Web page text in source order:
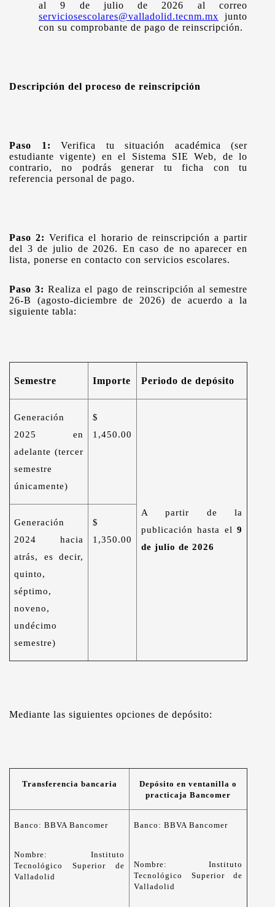
al 9 de julio de 2026 al correo
serviciosescolares@valladolid.tecnm.mx junto
con su comprobante de pago de reinscripción.
Descripción del proceso de reinscripción
Paso 1: Verifica tu situación académica (ser
estudiante vigente) en el Sistema SIE Web, de lo
contrario, no podrás generar tu ficha con tu
referencia personal de pago.
Paso 2:Verifica el horario de reinscripción a partir
del 3 de julio de 2026. En caso de no aparecer en
lista, ponerse en contacto con servicios escolares.
Paso 3:Realiza el pago de reinscripción al semestre
26-B (agosto-diciembre de 2026) de acuerdo a la
siguiente tabla:
Semestre Importe Periodo de depósito
Generación
2025 en
adelante (tercer
semestre
únicamente)
$
1,450.00
A partir de la
publicación hasta el 9
de julio de 2026
Generación
2024 hacia
atrás, es decir,
quinto,
séptimo,
noveno,
undécimo
semestre)
$
1,350.00
Mediante las siguientes opciones de depósito:
Transferencia bancaria
Depósito en ventanilla o
practicaja Bancomer
Banco: BBVA Bancomer
Nombre: Instituto
Tecnológico Superior de
Valladolid
Banco: BBVA Bancomer
Nombre: Instituto
Tecnológico Superior de
Valladolid